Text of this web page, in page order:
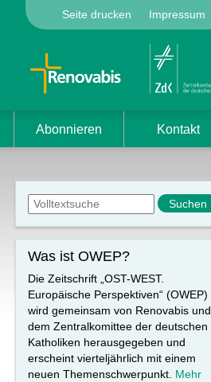
Seite drucken Impressum
Abonnieren Kontakt
Suchformular Suche
Was ist OWEP?
Die Zeitschrift „OST-WEST.
Europäische Perspektiven“ (OWEP)
wird gemeinsam von Renovabis und
dem Zentralkomittee der deutschen
Katholiken herausgegeben und
erscheint vierteljährlich mit einem
neuen Themenschwerpunkt. Mehr